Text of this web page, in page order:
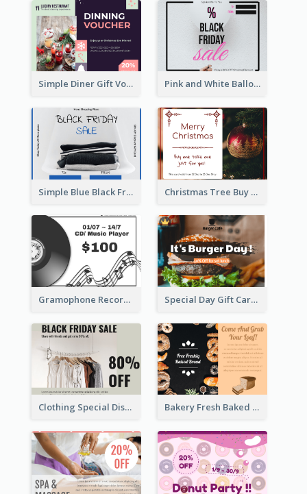
Simple Diner Gift Voucher Design Template Pink and White Balloon Black Friday Special Offer Gift Card
Simple Blue Black Friday Clothes Sale Gift Card Christmas Tree Buy One Take One Gift Card
Gramophone Record Gift Card Special Day Gift Card With Photo
Clothing Special Discount Gift Card Bakery Fresh Baked Products Gift Card